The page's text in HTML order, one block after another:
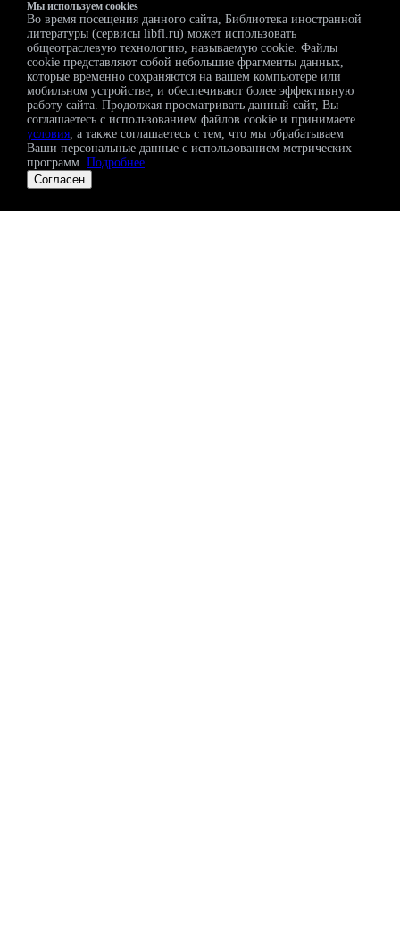
Наши партнеры
Мы используем cookies
Во время посещения данного сайта, Библиотека иностранной
литературы (сервисы libfl.ru) может использовать
общеотраслевую технологию, называемую cookie. Файлы
cookie представляют собой небольшие фрагменты данных,
которые временно сохраняются на вашем компьютере или
мобильном устройстве, и обеспечивают более эффективную
работу сайта. Продолжая просматривать данный сайт, Вы
соглашаетесь с использованием файлов cookie и принимаете
условия, а также соглашаетесь с тем, что мы обрабатываем
Ваши персональные данные с использованием метрических
программ. Подробнее
Согласен